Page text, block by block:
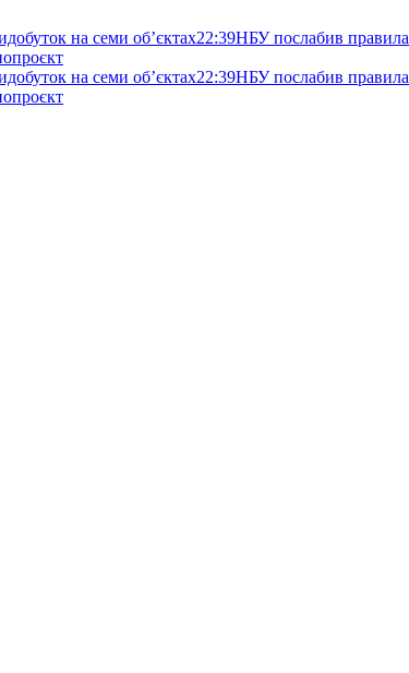
на семи об’єктах22:39НБУ послабив правила
на семи об’єктах22:39НБУ послабив правила